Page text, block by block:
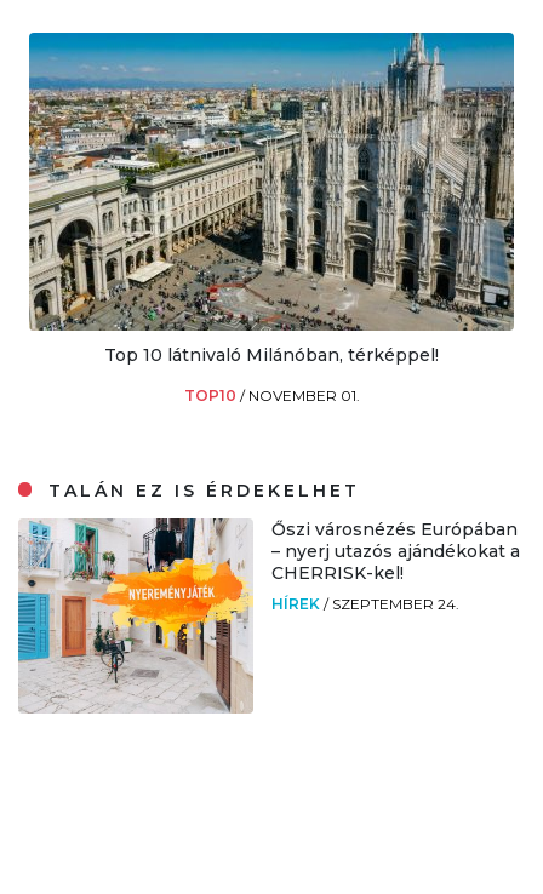
Top 10 látnivaló Milánóban, térképpel!
TOP10 / NOVEMBER 01.
TALÁN EZ IS ÉRDEKELHET
Őszi városnézés Európában
– nyerj utazós ajándékokat a
CHERRISK-kel!
HÍREK / SZEPTEMBER 24.